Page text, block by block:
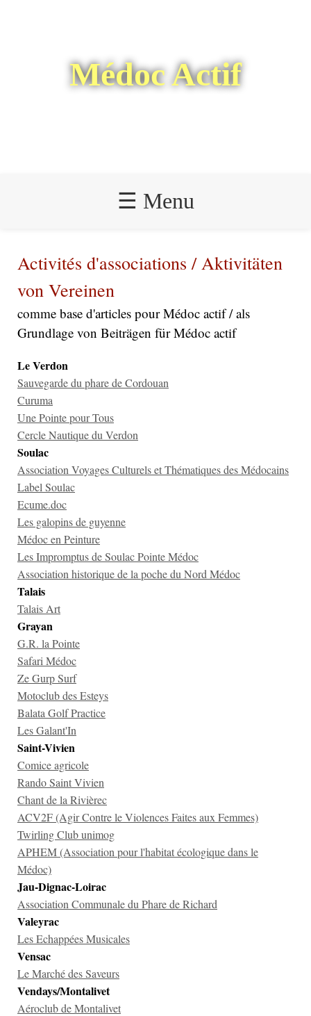
Médoc Actif
☰ Menu
Activités d'associations / Aktivitäten
von Vereinen
comme base d'articles pour Médoc actif / als
Grundlage von Beiträgen für Médoc actif
Le Verdon
Sauvegarde du phare de Cordouan
Curuma
Une Pointe pour Tous
Cercle Nautique du Verdon
Soulac
Association Voyages Culturels et Thématiques des Médocains
Label Soulac
Ecume.doc
Les galopins de guyenne
Médoc en Peinture
Les Impromptus de Soulac Pointe Médoc
Association historique de la poche du Nord Médoc
Talais
Talais Art
Grayan
G.R. la Pointe
Safari Médoc
Ze Gurp Surf
Motoclub des Esteys
Balata Golf Practice
Les Galant'In
Saint-Vivien
Comice agricole
Rando Saint Vivien
Chant de la Rivièrec
ACV2F (Agir Contre le Violences Faites aux Femmes)
Twirling Club unimog
APHEM (Association pour l'habitat écologique dans le
Médoc)
Jau-Dignac-Loirac
Association Communale du Phare de Richard
Valeyrac
Les Echappées Musicales
Vensac
Le Marché des Saveurs
Vendays/Montalivet
Aéroclub de Montalivet